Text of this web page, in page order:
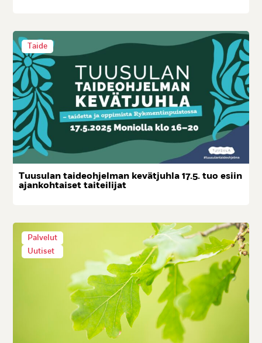
Taide
Tuu­su­lan tai­deoh­jel­man ke­vät­juh­la 17.5. tuo esiin
ajan­koh­tai­set tai­tei­li­jat
Palvelut
Uutiset